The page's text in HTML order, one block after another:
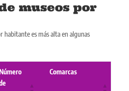
museos por
habitante es más alta en algunas
Comarcas